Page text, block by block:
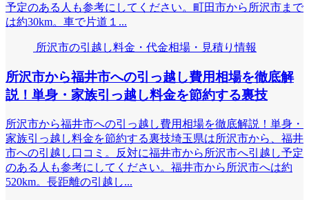
予定のある人も参考にしてください。町田市から所沢市まで
は約30km。車で片道１...
所沢市の引越し料金・代金相場・見積り情報
所沢市から福井市への引っ越し費用相場を徹底解
説！単身・家族引っ越し料金を節約する裏技
所沢市から福井市への引っ越し費用相場を徹底解説！単身・
家族引っ越し料金を節約する裏技埼玉県は所沢市から、福井
市への引越し口コミ。反対に福井市から所沢市へ引越し予定
のある人も参考にしてください。福井市から所沢市へは約
520km。長距離の引越し...